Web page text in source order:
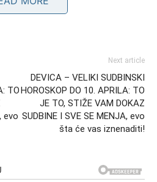
TO
evo
Next article
DEVICA – VELIKI SUDBINSKI
HOROSKOP DO 10. APRILA: TO
JE TO, STIŽE VAM DOKAZ
SUDBINE I SVE SE MENJA, evo
šta će vas iznenaditi!